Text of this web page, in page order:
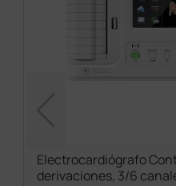
Electrocardiógrafo
derivaciones, 3/6